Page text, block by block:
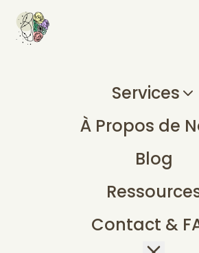
Services
À Propos de
Blog
Contact &
Ergothérapie
Santé
Adultes au
Ulysse